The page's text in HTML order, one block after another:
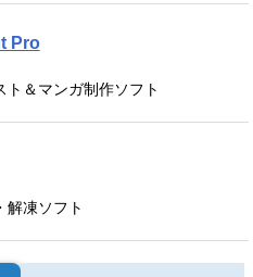
Pro
＆マンガ制作ソフト
解凍ソフト